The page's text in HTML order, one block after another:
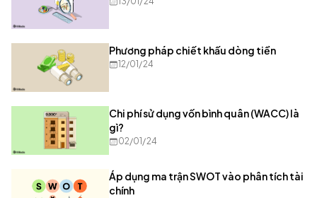
Phương pháp chiết khấu dòng tiền
12/01/24
Chi phí sử dụng vốn bình quân (WACC) là
gì?
02/01/24
Áp dụng ma trận SWOT vào phân tích tài
chính